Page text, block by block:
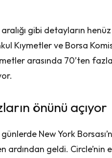
gibi detayların henüz
Kıymetler ve Borsa
arasında 70’ten
önünü açıyor
New York
ardından geldi. Circle’nin